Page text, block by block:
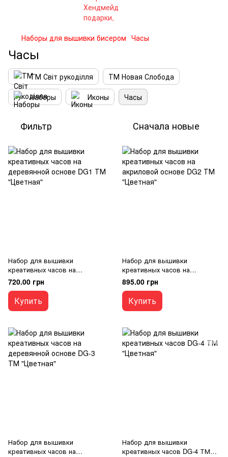
Наборы для вышивки бисером Часы
Часы
ТМ Світ рукоділля
ТМ Новая Слобода
Наборы
Иконы Часы
Фильтр Сначала новые
Набор для вышивки
креативных часов на
деревянной основе DG1 ТМ
"Цветная"
720.00 грн
Купить
Набор для вышивки
креативных часов на
акриловой основе DG2 ТМ
"Цветная"
895.00 грн
Купить
Набор для вышивки
креативных часов на
Набор для вышивки
креативных часов DG-4 ТМ